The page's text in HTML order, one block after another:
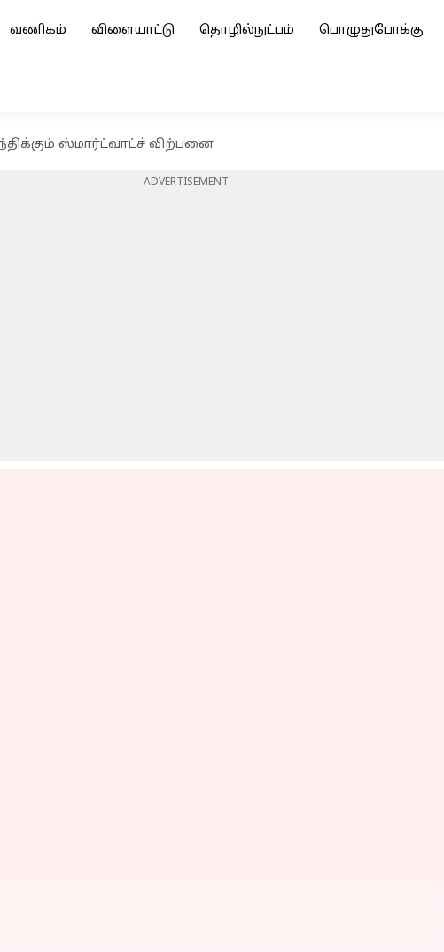
வணிகம் விளையாட்டு தொழில்நுட்பம் பொழுதுபோக்கு
ஸ்மார்ட்வாட்ச் விற்பனை
ADVERTISEMENT